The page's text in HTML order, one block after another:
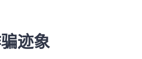
迹象